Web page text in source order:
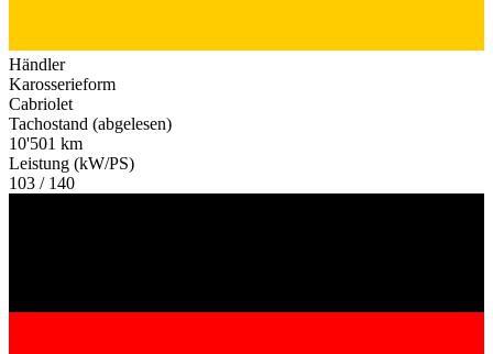
Händler
Karosserieform
Cabriolet
Tachostand (abgelesen)
10'501 km
Leistung (kW/PS)
103 / 140